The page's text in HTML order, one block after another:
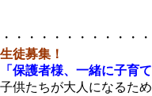
・・・・・・・・・・・
生徒募集！
「保護者様、一緒に子育
子供たちが大人になるた